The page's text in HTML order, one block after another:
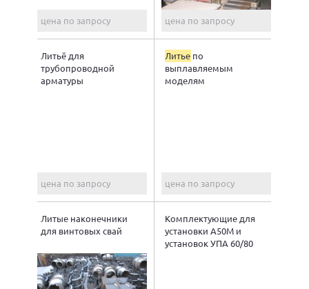
цена по запросу цена по запросу
Литьё для
трубопроводной
арматуры
цена по запросу
Литье по
выплавляемым
моделям
цена по запросу
Литые наконечники
для винтовых свай
Комплектующие для
установки А50М и
установок УПА 60/80